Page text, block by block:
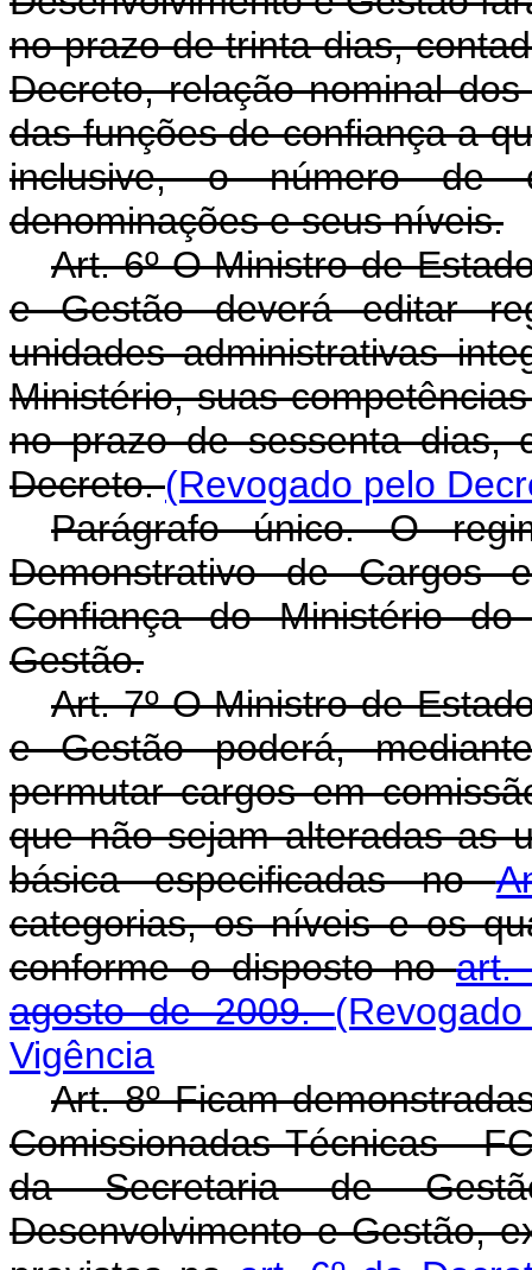
no prazo de trinta dias,
Decreto, relação nominal
das funções de confiança a
inclusive, o número de
denominações e seus níveis.
Art. 6º O Ministro de
e Gestão deverá editar
unidades administrativas
Ministério, suas
no prazo de sessenta dias,
Decreto.(Revogado pelo
Parágrafo único. O
Demonstrativo de Cargos
Confiança do Ministério do
Gestão.
Art. 7º O Ministro de
e Gestão poderá,
permutar cargos em
que não sejam alteradas as
básica especificadas no
categorias, os níveis e os
conforme o disposto noart.
agosto de 2009.
Vigência
Art. 8º Ficam
Comissionadas Técnicas -
da Secretaria de
Desenvolvimento e Gestão,